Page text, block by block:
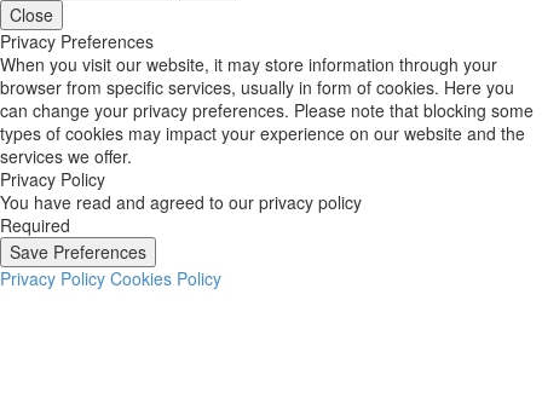
Close
Privacy Preferences
When you visit our website, it may store information through your
browser from specific services, usually in form of cookies. Here you
can change your privacy preferences. Please note that blocking some
types of cookies may impact your experience on our website and the
services we offer.
Privacy Policy
You have read and agreed to our privacy policy
Required
Save Preferences
Privacy Policy Cookies Policy